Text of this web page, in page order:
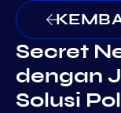
Secret
dengan
Solusi